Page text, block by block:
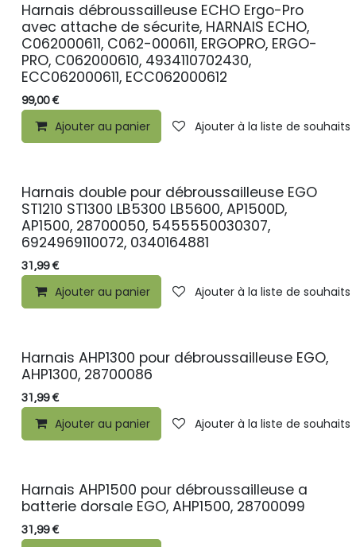
PROMO
Harnais débroussailleuse ECHO Ergo-Pro
avec attache de sécurite, HARNAIS ECHO,
C062000611, C062-000611, ERGOPRO, ERGO-
PRO, C062000610, 4934110702430,
ECC062000611, ECC062000612
99,00€
Ajouter au panier Ajouter à la liste de souhaits
Harnais double pour débroussailleuse EGO
ST1210 ST1300 LB5300 LB5600, AP1500D,
AP1500, 28700050, 5455550030307,
6924969110072, 0340164881
31,99€
Ajouter au panier Ajouter à la liste de souhaits
Harnais AHP1300 pour débroussailleuse EGO,
AHP1300, 28700086
31,99€
Ajouter au panier Ajouter à la liste de souhaits
Harnais AHP1500 pour débroussailleuse a
batterie dorsale EGO, AHP1500, 28700099
31,99€